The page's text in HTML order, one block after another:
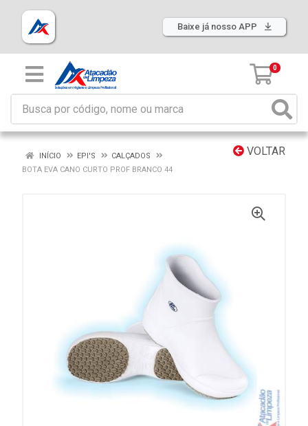
Baixe já nosso APP
0
VOLTAR
INÍCIO EPI'S
CALÇADOS
BOTA EVA CANO CURTO PROF BRANCO 44